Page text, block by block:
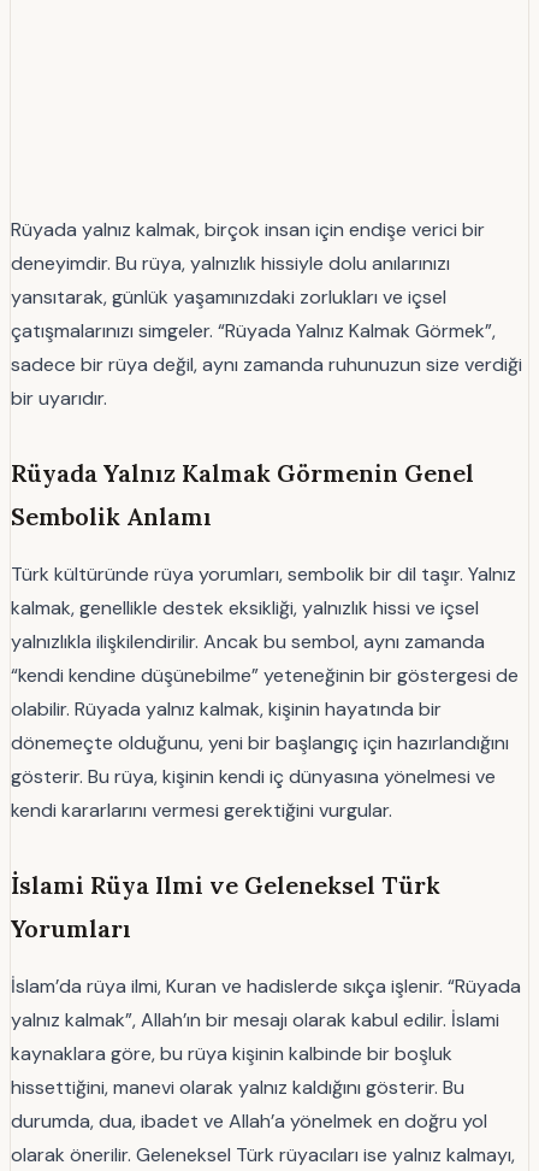
Rüyada yalnız kalmak, birçok insan için endişe verici bir
deneyimdir. Bu rüya, yalnızlık hissiyle dolu anılarınızı
yansıtarak, günlük yaşamınızdaki zorlukları ve içsel
çatışmalarınızı simgeler. “Rüyada Yalnız Kalmak Görmek”,
sadece bir rüya değil, aynı zamanda ruhunuzun size verdiği
bir uyarıdır.
Rüyada Yalnız Kalmak Görmenin Genel
Sembolik Anlamı
Türk kültüründe rüya yorumları, sembolik bir dil taşır. Yalnız
kalmak, genellikle destek eksikliği, yalnızlık hissi ve içsel
yalnızlıkla ilişkilendirilir. Ancak bu sembol, aynı zamanda
“kendi kendine düşünebilme” yeteneğinin bir göstergesi de
olabilir. Rüyada yalnız kalmak, kişinin hayatında bir
dönemeçte olduğunu, yeni bir başlangıç için hazırlandığını
gösterir. Bu rüya, kişinin kendi iç dünyasına yönelmesi ve
kendi kararlarını vermesi gerektiğini vurgular.
İslami Rüya Ilmi ve Geleneksel Türk
Yorumları
İslam’da rüya ilmi, Kuran ve hadislerde sıkça işlenir. “Rüyada
yalnız kalmak”, Allah’ın bir mesajı olarak kabul edilir. İslami
kaynaklara göre, bu rüya kişinin kalbinde bir boşluk
hissettiğini, manevi olarak yalnız kaldığını gösterir. Bu
durumda, dua, ibadet ve Allah’a yönelmek en doğru yol
olarak önerilir. Geleneksel Türk rüyacıları ise yalnız kalmayı,